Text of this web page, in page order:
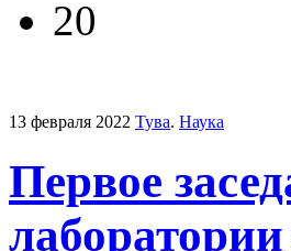
20
13 февраля 2022 Тува. Наука
Первое